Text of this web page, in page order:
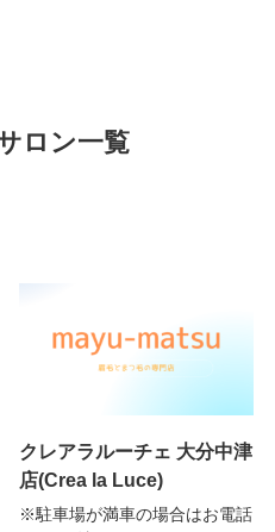
ロン一覧
クレアラルーチェ 大分中津
店(Crea la Luce)
※駐車場が満車の場合はお電話